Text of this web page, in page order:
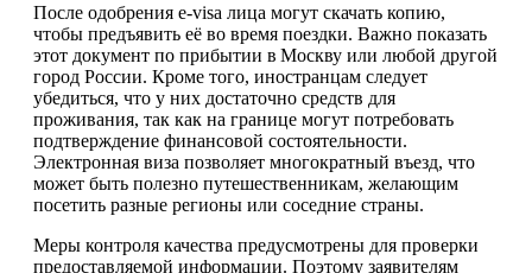
После одобрения e-visa лица могут скачать копию,
чтобы предъявить её во время поездки. Важно показать
этот документ по прибытии в Москву или любой другой
город России. Кроме того, иностранцам следует
убедиться, что у них достаточно средств для
проживания, так как на границе могут потребовать
подтверждение финансовой состоятельности.
Электронная виза позволяет многократный въезд, что
может быть полезно путешественникам, желающим
посетить разные регионы или соседние страны.
Меры контроля качества предусмотрены для проверки
предоставляемой информации. Поэтому заявителям